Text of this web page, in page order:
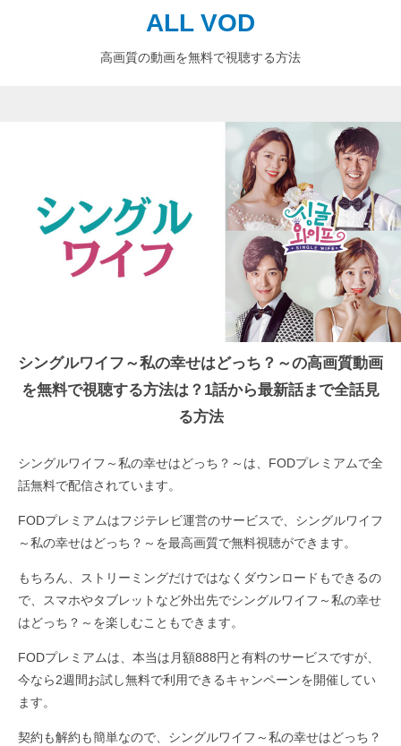
ALL VOD
高画質の動画を無料で視聴する方法
シングルワイフ～私の幸せはどっち？～の高画質動画
を無料で視聴する方法は？1話から最新話まで全話見
る方法
シングルワイフ～私の幸せはどっち？～は、FODプレミアムで全
話無料で配信されています。
FODプレミアムはフジテレビ運営のサービスで、シングルワイフ
～私の幸せはどっち？～を最高画質で無料視聴ができます。
もちろん、ストリーミングだけではなくダウンロードもできるの
で、スマホやタブレットなど外出先でシングルワイフ～私の幸せ
はどっち？～を楽しむこともできます。
FODプレミアムは、本当は月額888円と有料のサービスですが、
今なら2週間お試し無料で利用できるキャンペーンを開催してい
ます。
契約も解約も簡単なので、シングルワイフ～私の幸せはどっち？